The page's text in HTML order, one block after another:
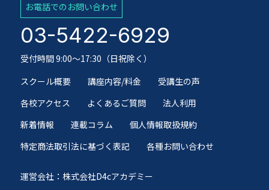
お電話でのお問い合わせ
03-5422-6929
受付時間 9:00～17:30（日祝除く）
スクール概要
講座内容/料金
受講生の声
各校アクセス
よくあるご質問
法人利用
新着情報
連載コラム
個人情報取扱規約
特定商法取引法に基づく表記
各種お問い合わせ
運営会社：株式会社D4cアカデミー